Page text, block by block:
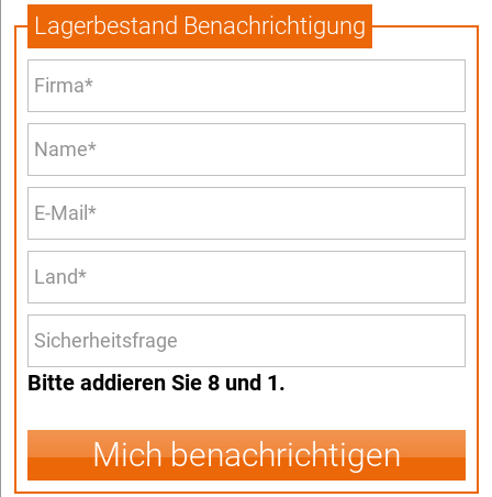
Lagerbestand Benachrichtigung
Bitte addieren Sie 8 und 1.
Mich benachrichtigen